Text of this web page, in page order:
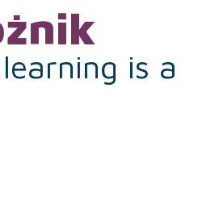
is a